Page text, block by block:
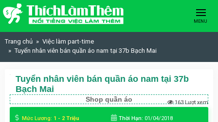
Skip to content
MENU
Trang chủ
Việc làm part-time
Tuyển nhân viên bán quần áo nam tại 37b Bạch Mai
Tuyển nhân viên bán quần áo nam tại 37b
Bạch Mai
Shop quần áo 163 Lượt xem
Mức Lương: 1 - 2 Triệu Thời Hạn: 01/04/2018